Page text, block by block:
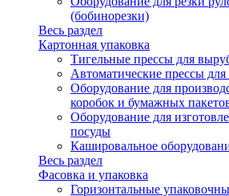
(бобинорезки)
Весь раздел
Картонная упаковка
Тигельные прессы для
Автоматические прессы
Оборудование для
коробок и бумажных
Оборудование для
посуды
Кашировальное
Весь раздел
Фасовка и упаковка
Горизонтальные